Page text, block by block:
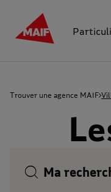
Trouver une agence MAIF
Ma